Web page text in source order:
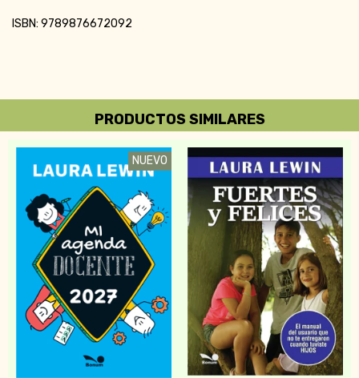
ISBN: 9789876672092
PRODUCTOS SIMILARES
NUEVO